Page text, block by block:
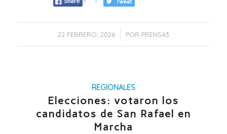
22 FEBRERO, 2026
/ POR PRENSA3
REGIONALES
Elecciones: votaron los
candidatos de San Rafael en
Marcha